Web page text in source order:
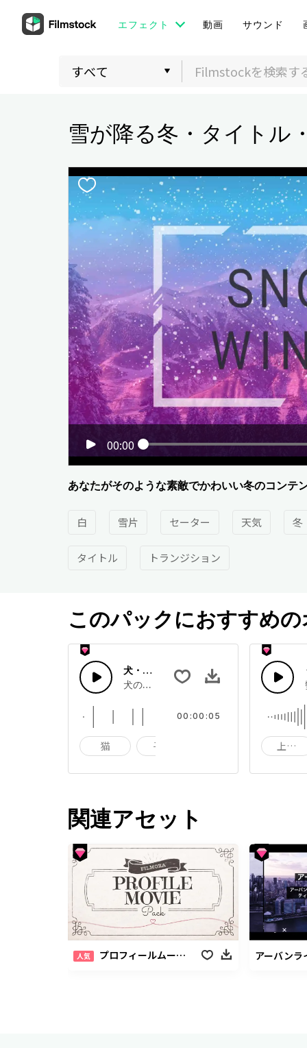
エフェクト 動画 サウンド
雪が降る冬・タイトル
00:00
あなたがそのような素敵でかわいい冬のコンテ
白 雪片 セーター 天気 冬
タイトル トランジション
このパックにおすすめ
犬・吠える
犬の吠え声
猫 子猫
00:00:05
上昇風
関連アセット
人気 プロフィールムービーパック アーバンラ